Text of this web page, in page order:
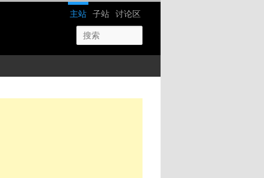
网站导航
主站 子站 讨论区